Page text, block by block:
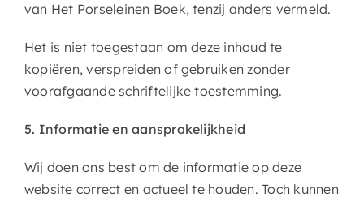
van Het Porseleinen Boek, tenzij anders vermeld.
Het is niet toegestaan om deze inhoud te
kopiëren, verspreiden of gebruiken zonder
voorafgaande schriftelijke toestemming.
5. Informatie en aansprakelijkheid
Wij doen ons best om de informatie op deze
website correct en actueel te houden. Toch kunnen